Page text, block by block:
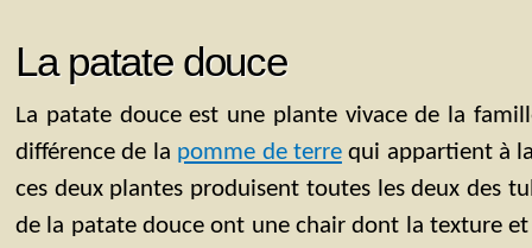
La patate douce
La patate douce est une plante vivace de la
différence de la pomme de terrequi appartient à
ces deux plantes produisent toutes les deux des
de la patate douce ont une chair dont la texture